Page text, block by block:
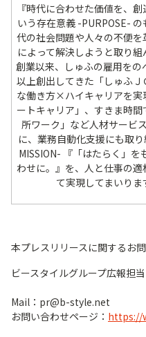
『時代に合わせた価値を、
いう存在意義 -PURPOSE-
代の社会問題や人々の不便を
によって解決しようと取り組
創業以来、しゅふの雇用をの
以上創出してきた「しゅふＪ
な働き方×ハイキャリアを実
ートキャリア」、すきま時
所ワーク」など人材サービ
に、業務自動化支援にも取
MISSION- 『「はたらく」を
わせに。』を、人と仕事の適
て実現してまいりま
本プレスリリースに関するお
ビースタイルグループ広報担
Mail：pr@b-style.net
お問い合わせページ： https://